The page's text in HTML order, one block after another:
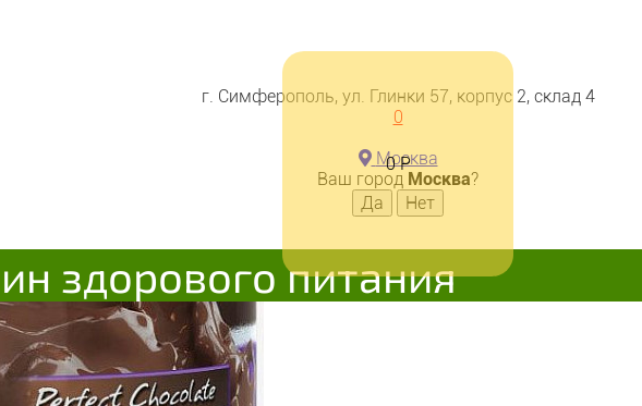
г. Симферополь, ул. Глинки 57, корпус 2, склад 4
0
0Р
Москва
Ваш город Москва?
здорового питания